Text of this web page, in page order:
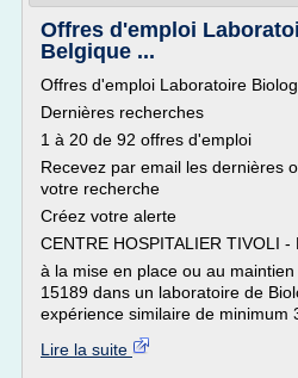
Offres d'emploi
Belgique ...
Offres d'emploi Laboratoire
Dernières recherches
1 à 20 de 92 offres d'emploi
Recevez par email les dernières
votre recherche
Créez votre alerte
CENTRE HOSPITALIER TIVOLI
à la mise en place ou au
15189 dans un laboratoire de
expérience similaire de minimum
Lire la suite